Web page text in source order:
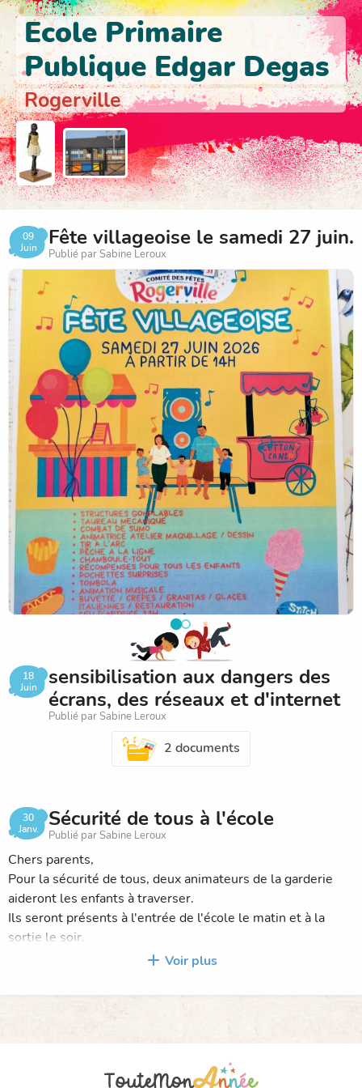
Ecole Primaire
Publique Edgar Degas
Rogerville
09
Juin
Fête villageoise le samedi 27 juin.
Publié par Sabine Leroux
18
Juin
sensibilisation aux dangers des
écrans, des réseaux et d'internet
Publié par Sabine Leroux
2 documents
30
Janv.
Sécurité de tous à l'école
Publié par Sabine Leroux
Chers parents,
Pour la sécurité de tous, deux animateurs de la garderie
aideront les enfants à traverser.
Ils seront présents à l'entrée de l'école le matin et à la
sortie le soir.
Afin que la sécurité soit assurée pour tout le monde, merci
enfants.
Voir plus